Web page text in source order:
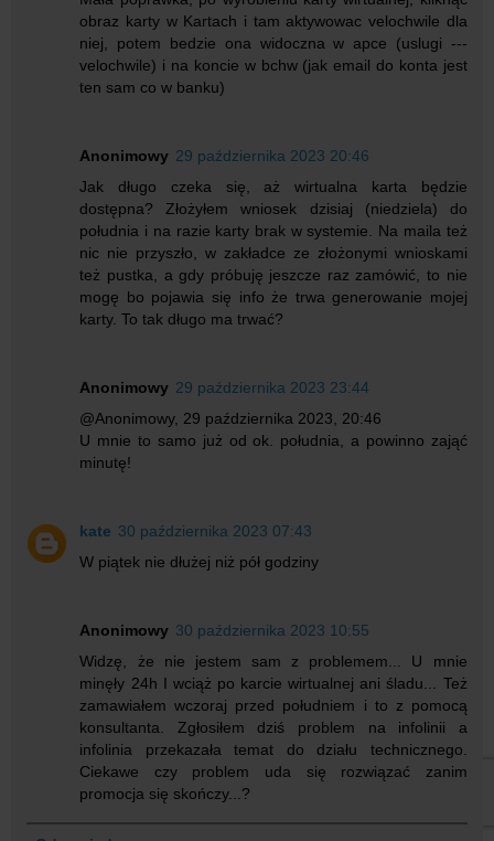
obraz karty w Kartach i tam aktywowac velochwile dla
niej, potem bedzie ona widoczna w apce (uslugi ---
velochwile) i na koncie w bchw (jak email do konta jest
ten sam co w banku)
Anonimowy 29 października 2023 20:46
Jak długo czeka się, aż wirtualna karta będzie
dostępna? Złożyłem wniosek dzisiaj (niedziela) do
południa i na razie karty brak w systemie. Na maila też
nic nie przyszło, w zakładce ze złożonymi wnioskami
też pustka, a gdy próbuję jeszcze raz zamówić, to nie
mogę bo pojawia się info że trwa generowanie mojej
karty. To tak długo ma trwać?
Anonimowy 29 października 2023 23:44
@Anonimowy, 29 października 2023, 20:46
U mnie to samo już od ok. południa, a powinno zająć
minutę!
kate 30 października 2023 07:43
W piątek nie dłużej niż pół godziny
Anonimowy 30 października 2023 10:55
Widzę, że nie jestem sam z problemem... U mnie
minęły 24h I wciąż po karcie wirtualnej ani śladu... Też
zamawiałem wczoraj przed południem i to z pomocą
konsultanta. Zgłosiłem dziś problem na infolinii a
infolinia przekazała temat do działu technicznego.
Ciekawe czy problem uda się rozwiązać zanim
promocja się skończy...?